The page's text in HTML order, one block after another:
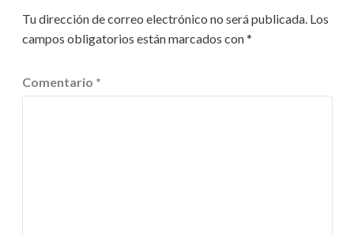
Tu dirección de correo electrónico no será publicada. Los
campos obligatorios están marcados con*
Comentario *